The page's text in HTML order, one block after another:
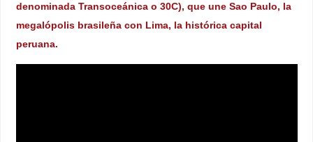
denominada Transoceánica o 30C), que une Sao Paulo, la
megalópolis brasileña con Lima, la histórica capital
peruana.